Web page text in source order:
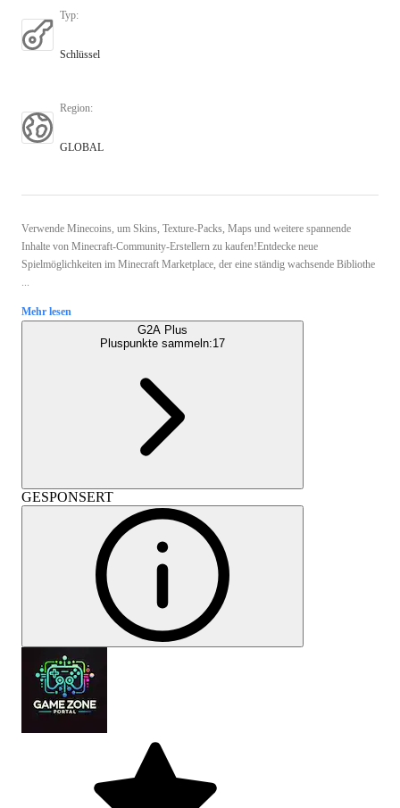
Typ:
Schlüssel
Region:
GLOBAL
Verwende Minecoins, um Skins, Texture-Packs, Maps und weitere spannende
Inhalte von Minecraft-Community-Erstellern zu kaufen!Entdecke neue
Spielmöglichkeiten im Minecraft Marketplace, der eine ständig wachsende Bibliothe
...
Mehr lesen
G2A Plus
Pluspunkte sammeln:17
GESPONSERT